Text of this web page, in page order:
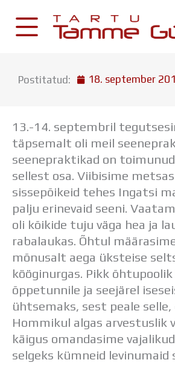
content
Postkast
Drive
Tamme TV
Tamme Leht
Kooliraadio
Koorilaul
Postitatud: 18. september
13.-14. septembril
täpsemalt oli meil
seenepraktikad on
sellest osa. Viibisime
sissepõikeid tehes Ingatsi
palju erinevaid seeni.
oli kõikide tuju väga hea ja
rabalaukas. Õhtul
mõnusalt aega üksteise
kööginurgas. Pikk
õppetunnile ja seejärel
ühtsemaks, sest peale
Hommikul algas arvestuslik
käigus omandasime
selgeks kümneid levinumaid